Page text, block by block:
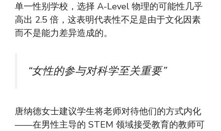
单一性别学校，选择 A-Level 物理的可能性几乎
高出 2.5 倍，这表明代表性不足是由于文化因素
而不是能力差异造成的。
“女性的参与对科学至关重要”
唐纳德女士建议学生将老师对待他们的方式内化
——在男性主导的 STEM 领域接受教育的教师可